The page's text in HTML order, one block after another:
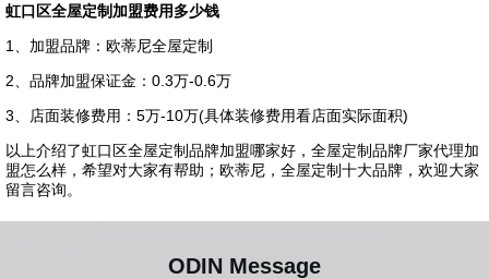
虹口区全屋定制加盟费用多少钱
1、加盟品牌：欧蒂尼全屋定制
2、品牌加盟保证金：0.3万-0.6万
3、店面装修费用：5万-10万(具体装修费用看店面实际面积)
以上介绍了虹口区全屋定制品牌加盟哪家好，全屋定制品牌厂家代理加
盟怎么样，希望对大家有帮助；欧蒂尼，全屋定制十大品牌，欢迎大家
留言咨询。
ODIN Message